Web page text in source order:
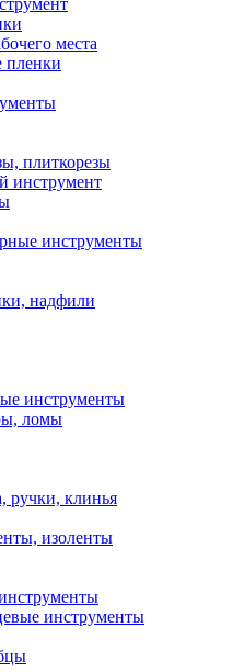
места
пленки
плиткорезы
инструмент
инструменты
надфили
инструменты
ломы
ручки, клинья
изоленты
инструменты